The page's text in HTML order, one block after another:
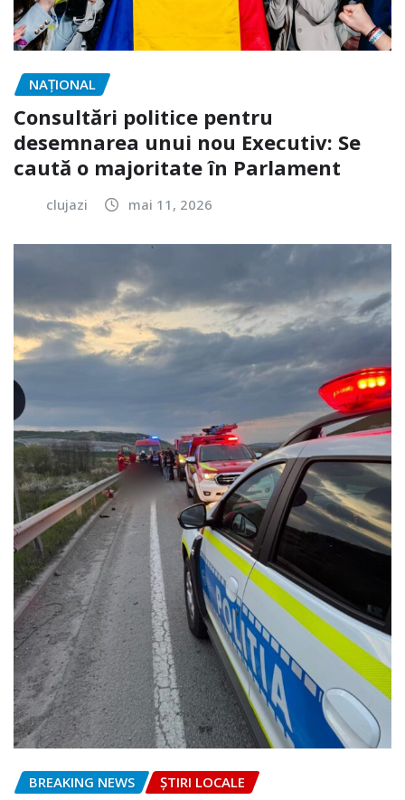
NAŢIONAL
Consultări politice pentru
desemnarea unui nou Executiv: Se
caută o majoritate în Parlament
clujazi mai 11, 2026
BREAKING NEWS ȘTIRI LOCALE